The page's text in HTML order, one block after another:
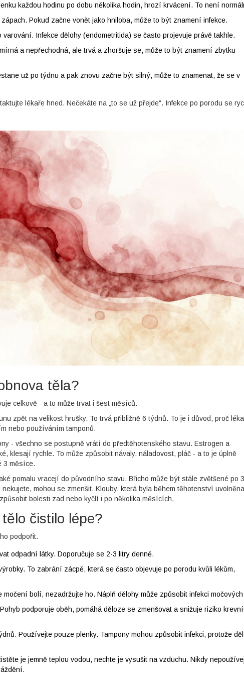
každou hodinu po dobu několika hodin, hrozí krvácení. To není
Pokud začne vonět jako hniloba, může to být znamení infekce.
varování. Infekce dělohy (endometritida) se často projevuje právě takhle.
a nepřechodná, ale trvá a zhoršuje se, může to být znamení zbytku
už po týdnu a pak znovu začne být silný, může to znamenat, že se v
lékaře hned. Nečekáte na „to se už přejde“. Infekce po porodu se
těla?
celkově - a to může trvat i šest měsíců.
zpět na velikost hrušky. To trvá přibližně 6 týdnů. To je i důvod, proč
nebo používáním tamponů.
- všechno se postupně vrátí do předtěhotenského stavu. Estrogen a
klesají rychle. To může způsobit návaly, náladovost, pláč - a to je úplně
3 měsíce.
pomalu vracejí do původního stavu. Břicho může být stále zvětšené po
mohou se zmenšit. Klouby, která byla během těhotenství uvolněna
bolesti zad nebo kyčlí i po několika měsících.
čistilo lépe?
podpořit.
odpadní látky. Doporučuje se 2-3 litry denně.
To zabrání zácpě, která se často objevuje po porodu kvůli lékům,
močení bolí, nezadržujte ho. Náplň dělohy může způsobit infekci
podporuje oběh, pomáhá děloze se zmenšovat a snižuje riziko
Používejte pouze plenky. Tampony mohou způsobit infekci, protože
je jemně teplou vodou, nechte je vysušit na vzduchu. Nikdy